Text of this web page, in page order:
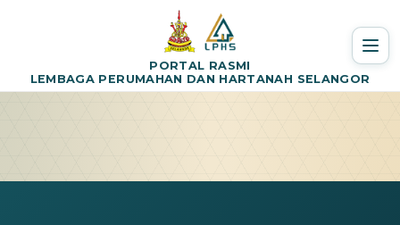
PORTAL RASMI
LEMBAGA PERUMAHAN DAN HARTANAH SELANGOR